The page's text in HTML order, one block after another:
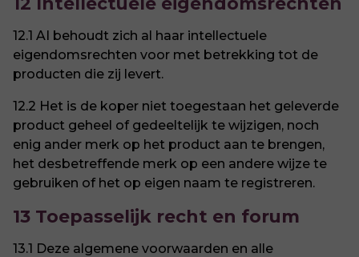
12.1 AI behoudt zich al haar intellectuele
eigendomsrechten voor met betrekking tot de
producten die zij levert.
12.2 Het is de koper niet toegestaan het geleverde
product geheel of gedeeltelijk te wijzigen, noch
enig ander merk op het product aan te brengen,
het desbetreffende merk op een andere wijze te
gebruiken of het op eigen naam te registreren.
13 Toepasselijk recht en forum
13.1 Deze algemene voorwaarden en alle